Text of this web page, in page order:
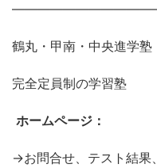
鶴丸・甲南・中央進学塾
完全定員制の学習塾
ホームページ：
→お問合せ、テスト結果